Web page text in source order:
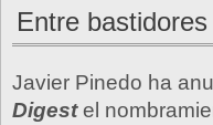
Entre bastidores
Javier Pinedo ha
Digestel